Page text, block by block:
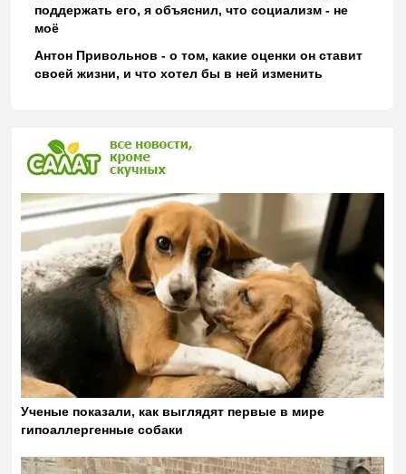
поддержать его, я объяснил, что социализм - не
моё
Антон Привольнов - о том, какие оценки он ставит
своей жизни, и что хотел бы в ней изменить